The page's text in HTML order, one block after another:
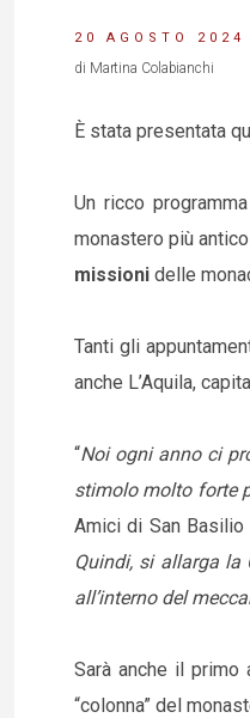
20 AGOSTO
di Martina Colabianchi
È stata presentata
Un ricco
monastero più
missioni delle
Tanti gli
anche L’Aquila,
“Noi ogni anno ci
stimolo molto forte
Amici di San Basilio
Quindi, si allarga la
all’interno del
Sarà anche il primo
“colonna” del